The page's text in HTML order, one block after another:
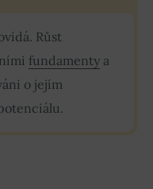
Růst
fundamenty a
o jejím